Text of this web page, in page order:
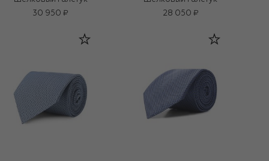
30 950 ₽
28 050 ₽